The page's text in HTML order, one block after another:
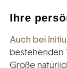
Ihre
Auch bei
bestehenden
Größe